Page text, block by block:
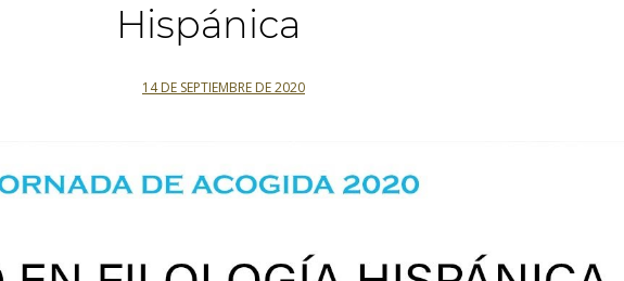
Hispánica
14 DE SEPTIEMBRE DE 2020